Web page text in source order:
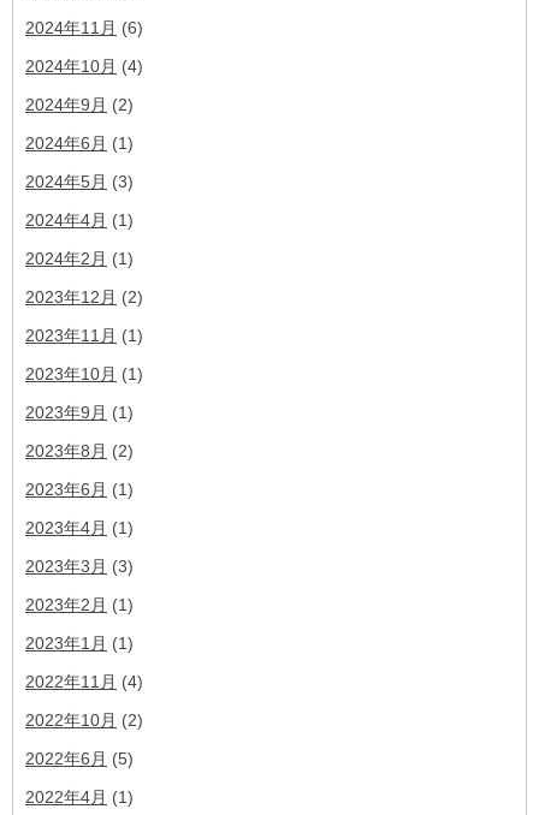
2024年11月 (6)
2024年10月 (4)
2024年9月 (2)
2024年6月 (1)
2024年5月 (3)
2024年4月 (1)
2024年2月 (1)
2023年12月 (2)
2023年11月 (1)
2023年10月 (1)
2023年9月 (1)
2023年8月 (2)
2023年6月 (1)
2023年4月 (1)
2023年3月 (3)
2023年2月 (1)
2023年1月 (1)
2022年11月 (4)
2022年10月 (2)
2022年6月 (5)
2022年4月 (1)